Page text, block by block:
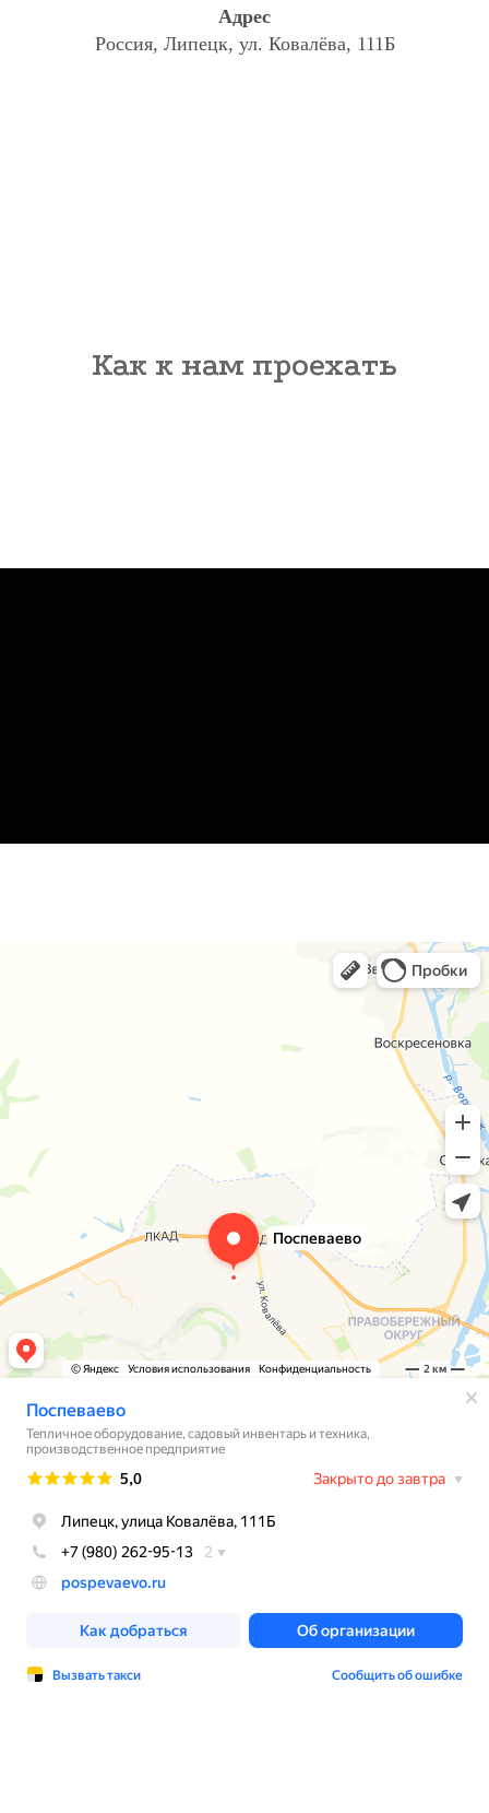
Адрес
Россия, Липецк, ул. Ковалёва, 111Б
Как к нам проехать